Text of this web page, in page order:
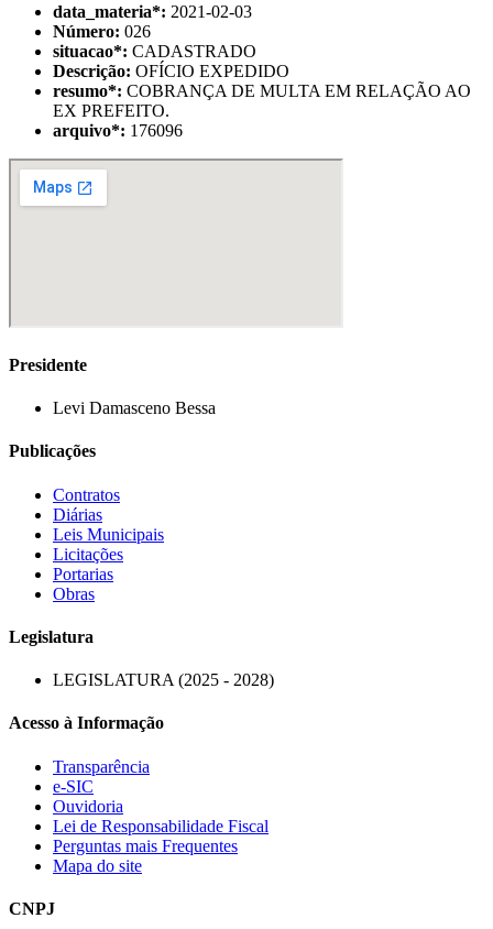
data_materia*: 2021-02-03
Número: 026
situacao*: CADASTRADO
Descrição: OFÍCIO EXPEDIDO
resumo*: COBRANÇA DE MULTA EM RELAÇÃO AO
EX PREFEITO.
arquivo*: 176096
Presidente
Levi Damasceno Bessa
Publicações
Contratos
Diárias
Leis Municipais
Licitações
Portarias
Obras
Legislatura
LEGISLATURA (2025 - 2028)
Acesso à Informação
Transparência
e-SIC
Ouvidoria
Lei de Responsabilidade Fiscal
Perguntas mais Frequentes
Mapa do site
CNPJ